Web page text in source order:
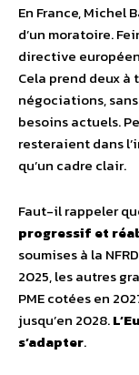
En France, Michel
d’un moratoire.
directive
Cela prend deux
négociations,
besoins actuels.
resteraient dans
qu’un cadre clair.
Faut-il rappeler
progressif et
soumises à la
2025, les autres
PME cotées en
jusqu’en 2028.
s’adapter.